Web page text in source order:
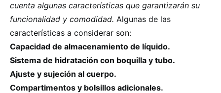
cuenta algunas características que garantizarán su
funcionalidad y comodidad. Algunas de las
características a considerar son:
Capacidad de almacenamiento de líquido.
Sistema de hidratación con boquilla y tubo.
Ajuste y sujeción al cuerpo.
Compartimentos y bolsillos adicionales.